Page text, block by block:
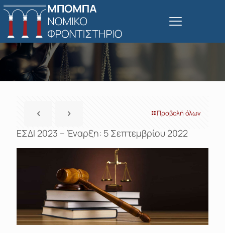
Προβολή όλων
ΕΣΔΙ 2023 – Έναρξη: 5 Σεπτεμβρίου 2022